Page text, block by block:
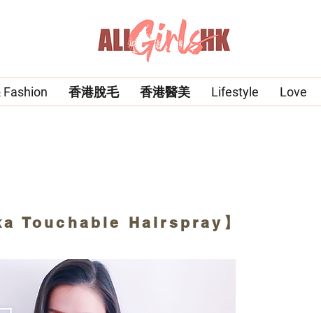
Fashion 香港脫毛 香港醫美 Lifestyle Love
Touchable Hairspray】